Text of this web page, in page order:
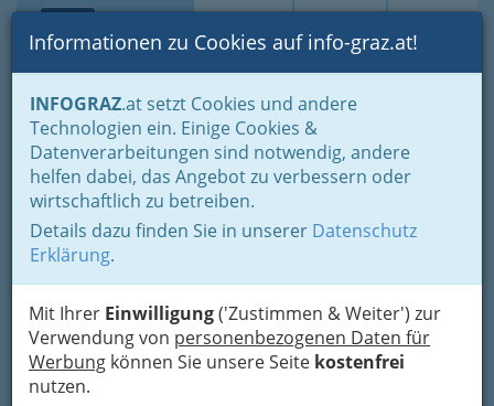
Suche Login Toggle
Informationen zu Cookies auf info-graz.at!
INFOGRAZ.at setzt Cookies und andere
Technologien ein. Einige Cookies &
Datenverarbeitungen sind notwendig, andere
helfen dabei, das Angebot zu verbessern oder
wirtschaftlich zu betreiben.
Details dazu finden Sie in unserer Datenschutz
Erklärung.
Mit Ihrer Einwilligung('Zustimmen & Weiter') zur
Verwendung von personenbezogenen Daten für
Werbung können Sie unsere Seite kostenfrei
nutzen.
Home Branchen
Gewerbe, Handwerk, Banken
Gewerbe & Handwerk, Gliederung der WKO
Bauhilfsgewerbe
Vollwärmeschutz
Agim Sulejmani
Peter-Rosegger-Straße 57, 8053 Graz
Karte
Adresse mit Google Maps anschauen